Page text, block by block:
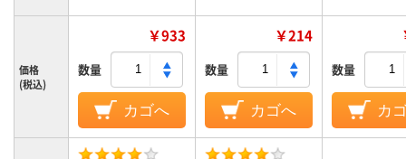
価格
(税込)
￥933
数量
カゴへ
￥214
数量
カゴへ
数量
カ